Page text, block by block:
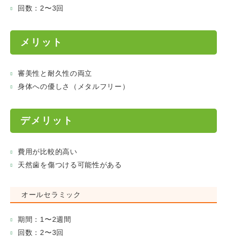
回数：2〜3回
メリット
審美性と耐久性の両立
身体への優しさ（メタルフリー）
デメリット
費用が比較的高い
天然歯を傷つける可能性がある
オールセラミック
期間：1〜2週間
回数：2〜3回